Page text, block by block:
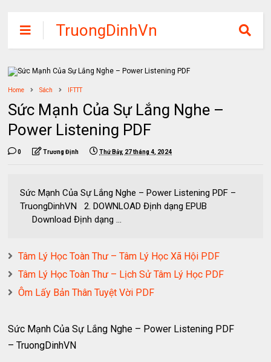
TruongDinhVn
Chia sẽ ebook,
các khóa học,
phần mềm học
tập miễn phí
Home Sách IFTTT
Sức Mạnh Của Sự Lắng Nghe –
Power Listening PDF
0 Trương Định Thứ Bảy, 27 tháng 4, 2024
Sức Mạnh Của Sự Lắng Nghe – Power Listening PDF –
TruongDinhVN 2. DOWNLOAD Định dạng EPUB
Download Định dạng ...
Tâm Lý Học Toàn Thư – Tâm Lý Học Xã Hội PDF
Tâm Lý Học Toàn Thư – Lịch Sử Tâm Lý Học PDF
Ôm Lấy Bản Thân Tuyệt Vời PDF
Sức Mạnh Của Sự Lắng Nghe – Power Listening PDF
– TruongDinhVN